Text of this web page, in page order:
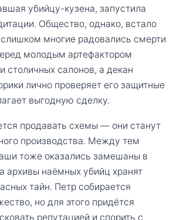
убийцу-кузена, запустила
Общество, однако, встало
многие радовались смерти
молодым артефактором
столичных салонов, а декан
лично проверяет его защитные
выгодную сделку.
продавать схемы — они станут
производства. Между тем
тоже оказались замешаны в
архивы наёмных убийц хранят
тайн. Петр собирается
но для этого придётся
репутацией и спорить с